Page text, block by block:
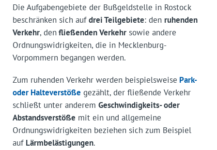
Die Aufgabengebiete der Bußgeldstelle in Rostock
beschränken sich aufdrei Teilgebiete: den ruhenden
Verkehr, denfließenden Verkehrsowie andere
Ordnungswidrigkeiten, die in Mecklenburg-
Vorpommern begangen werden.
Zum ruhenden Verkehr werden beispielsweise Park-
oder Halteverstöße gezählt, der fließende Verkehr
schließt unter anderem Geschwindigkeits- oder
Abstandsverstöße mit ein und allgemeine
Ordnungswidrigkeiten beziehen sich zum Beispiel
auf Lärmbelästigungen.